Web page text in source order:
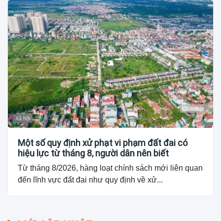
Xã hội
Một số quy định xử phạt vi phạm đất đai có
hiệu lực từ tháng 8, người dân nên biết
Từ tháng 8/2026, hàng loạt chính sách mới liên quan
đến lĩnh vực đất đai như quy định về xử...